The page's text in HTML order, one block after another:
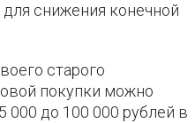
снижения конечной
старого
покупки можно
000 до 100 000 рублей в